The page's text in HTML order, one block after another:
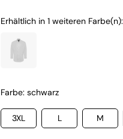
Erhältlich in 1 weiteren Farbe(n):
Farbe: schwarz
3XL L M